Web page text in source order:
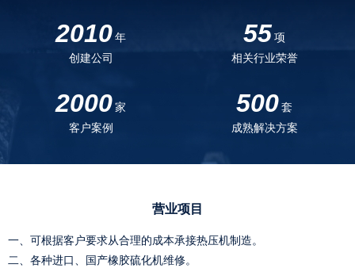
2010年
创建公司
55项
相关行业荣誉
2000家
客户案例
500套
成熟解决方案
营业项目
一、可根据客户要求从合理的成本承接热压机制造。
二、各种进口、国产橡胶硫化机维修。